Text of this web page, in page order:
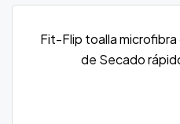
Fit-Flip toalla
de Secado